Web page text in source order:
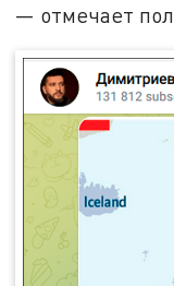
— отмечает